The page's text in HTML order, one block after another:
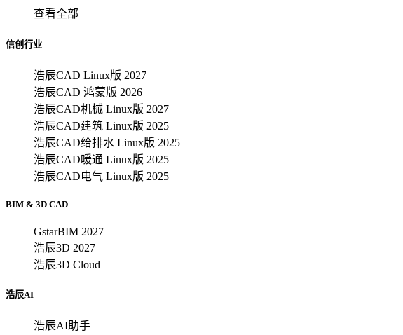
查看全部
信创行业
浩辰CAD Linux版 2027
浩辰CAD 鸿蒙版 2026
浩辰CAD机械 Linux版 2027
浩辰CAD建筑 Linux版 2025
浩辰CAD给排水 Linux版 2025
浩辰CAD暖通 Linux版 2025
浩辰CAD电气 Linux版 2025
BIM & 3D CAD
GstarBIM 2027
浩辰3D 2027
浩辰3D Cloud
浩辰AI
浩辰AI助手